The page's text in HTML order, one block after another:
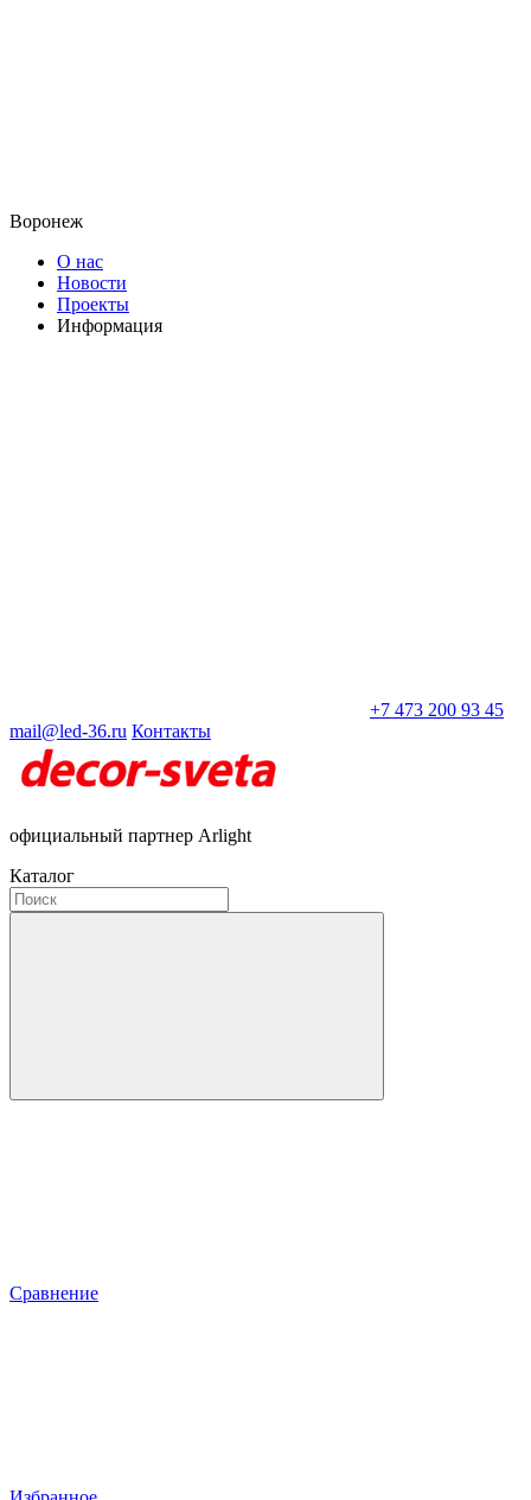
Воронеж
О нас
Новости
Проекты
Информация
+7 473 200 93 45
mail@led-36.ru Контакты
официальный партнер Arlight
Каталог
Сравнение